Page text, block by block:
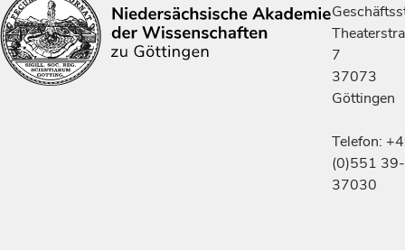
7
37073
Göttingen
Telefon:
(0)551 39-
37030